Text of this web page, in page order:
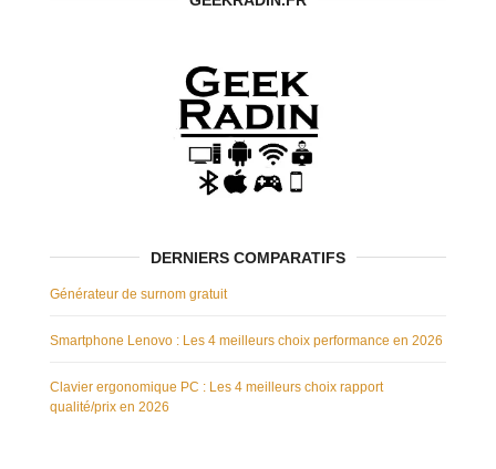
DERNIERS COMPARATIFS
Générateur de surnom gratuit
Smartphone Lenovo : Les 4 meilleurs choix performance en 2026
Clavier ergonomique PC : Les 4 meilleurs choix rapport
qualité/prix en 2026